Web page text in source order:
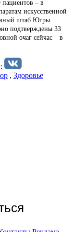
пациентов – в
искусственной
штаб Югры.
подтверждены 33
очаг сейчас – в
, Здоровье